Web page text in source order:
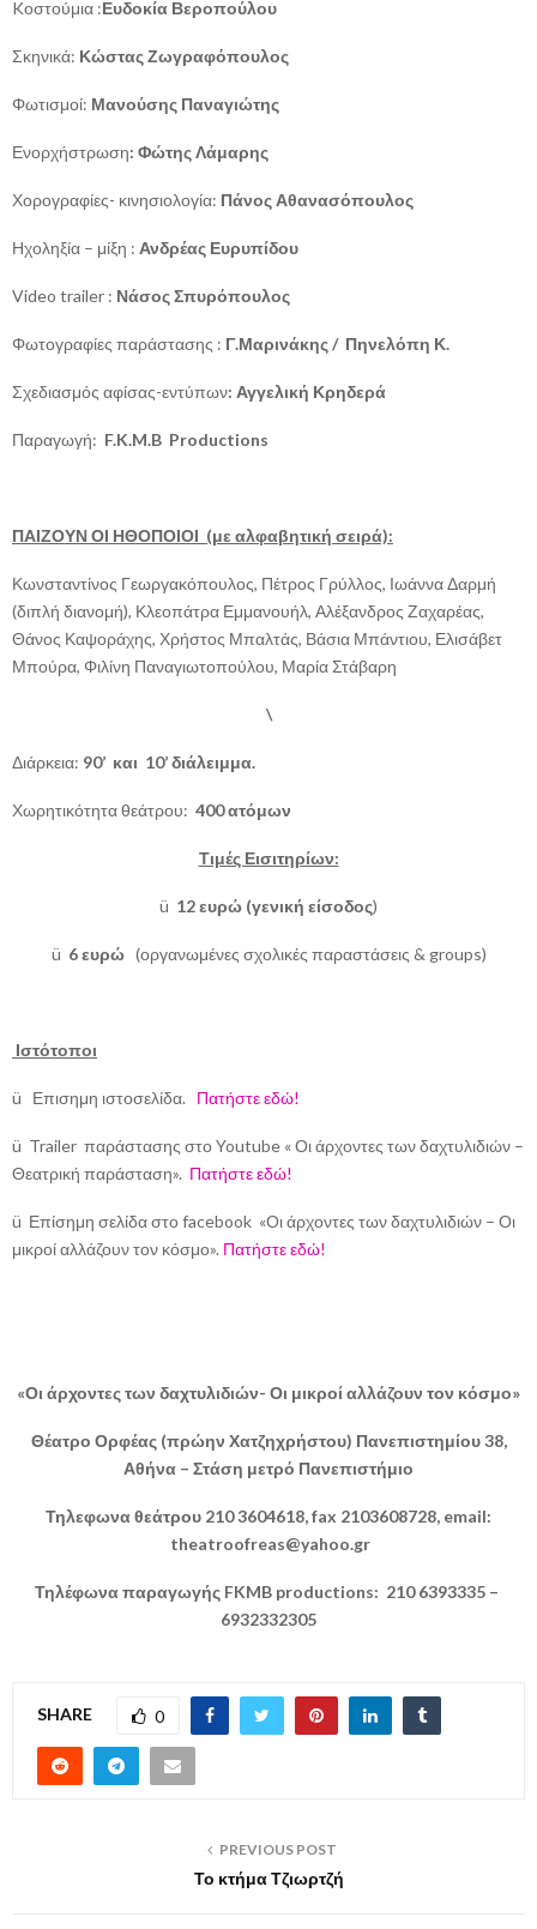
Kοστούμια :Ευδοκία Βεροπούλου
Σκηνικά: Κώστας Ζωγραφόπουλος
Φωτισμοί: Μανούσης Παναγιώτης
Ενορχήστρωση: Φώτης Λάμαρης
Χορογραφίες- κινησιολογία: Πάνος Αθανασόπουλος
Ηχοληξία – μίξη : Ανδρέας Ευρυπίδου
Video trailer : Νάσος Σπυρόπουλος
Φωτογραφίες παράστασης : Γ.Μαρινάκης / Πηνελόπη Κ.
Σχεδιασμός αφίσας-εντύπων: Αγγελική Κρηδερά
Παραγωγή: F.K.M.B Productions
ΠΑΙΖΟΥΝ ΟΙ ΗΘΟΠΟΙΟΙ (με αλφαβητική σειρά):
Κωνσταντίνος Γεωργακόπουλος, Πέτρος Γρύλλος, Ιωάννα Δαρμή
(διπλή διανομή), Κλεοπάτρα Εμμανουήλ, Αλέξανδρος Ζαχαρέας,
Θάνος Καψοράχης, Χρήστος Μπαλτάς, Βάσια Μπάντιου, Ελισάβετ
Μπούρα, Φιλίνη Παναγιωτοπούλου, Μαρία Στάβαρη
\
Διάρκεια: 90’ και 10’ διάλειμμα.
Χωρητικότητα θεάτρου: 400 ατόμων
Τιμές Εισιτηρίων:
ü 12 ευρώ (γενική είσοδος)
ü 6 ευρώ (οργανωμένες σχολικές παραστάσεις & groups)
Ιστότοποι
ü Επισημη ιστοσελίδα. Πατήστε εδώ!
ü Trailer παράστασης στο Youtube « Οι άρχοντες των δαχτυλιδιών –
Θεατρική παράσταση». Πατήστε εδώ!
ü Επίσημη σελίδα στο facebook «Οι άρχοντες των δαχτυλιδιών – Οι
μικροί αλλάζουν τον κόσμο». Πατήστε εδώ!
«Οι άρχοντες των δαχτυλιδιών- Οι μικροί αλλάζουν τον κόσμο»
Θέατρο Ορφέας (πρώην Χατζηχρήστου) Πανεπιστημίου 38,
Αθήνα – Στάση μετρό Πανεπιστήμιο
Τηλεφωνα θεάτρου 210 3604618, fax 2103608728, email:
theatroofreas@yahoo.gr
Τηλέφωνα παραγωγής FKMB productions: 210 6393335 –
6932332305
SHARE 0
PREVIOUS POST
Το κτήμα Τζιωρτζή